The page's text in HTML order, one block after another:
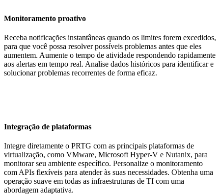
Monitoramento proativo
Receba notificações instantâneas quando os limites forem excedidos,
para que você possa resolver possíveis problemas antes que eles
aumentem. Aumente o tempo de atividade respondendo rapidamente
aos alertas em tempo real. Analise dados históricos para identificar e
solucionar problemas recorrentes de forma eficaz.
Integração de plataformas
Integre diretamente o PRTG com as principais plataformas de
virtualização, como VMware, Microsoft Hyper-V e Nutanix, para
monitorar seu ambiente específico. Personalize o monitoramento
com APIs flexíveis para atender às suas necessidades. Obtenha uma
operação suave em todas as infraestruturas de TI com uma
abordagem adaptativa.